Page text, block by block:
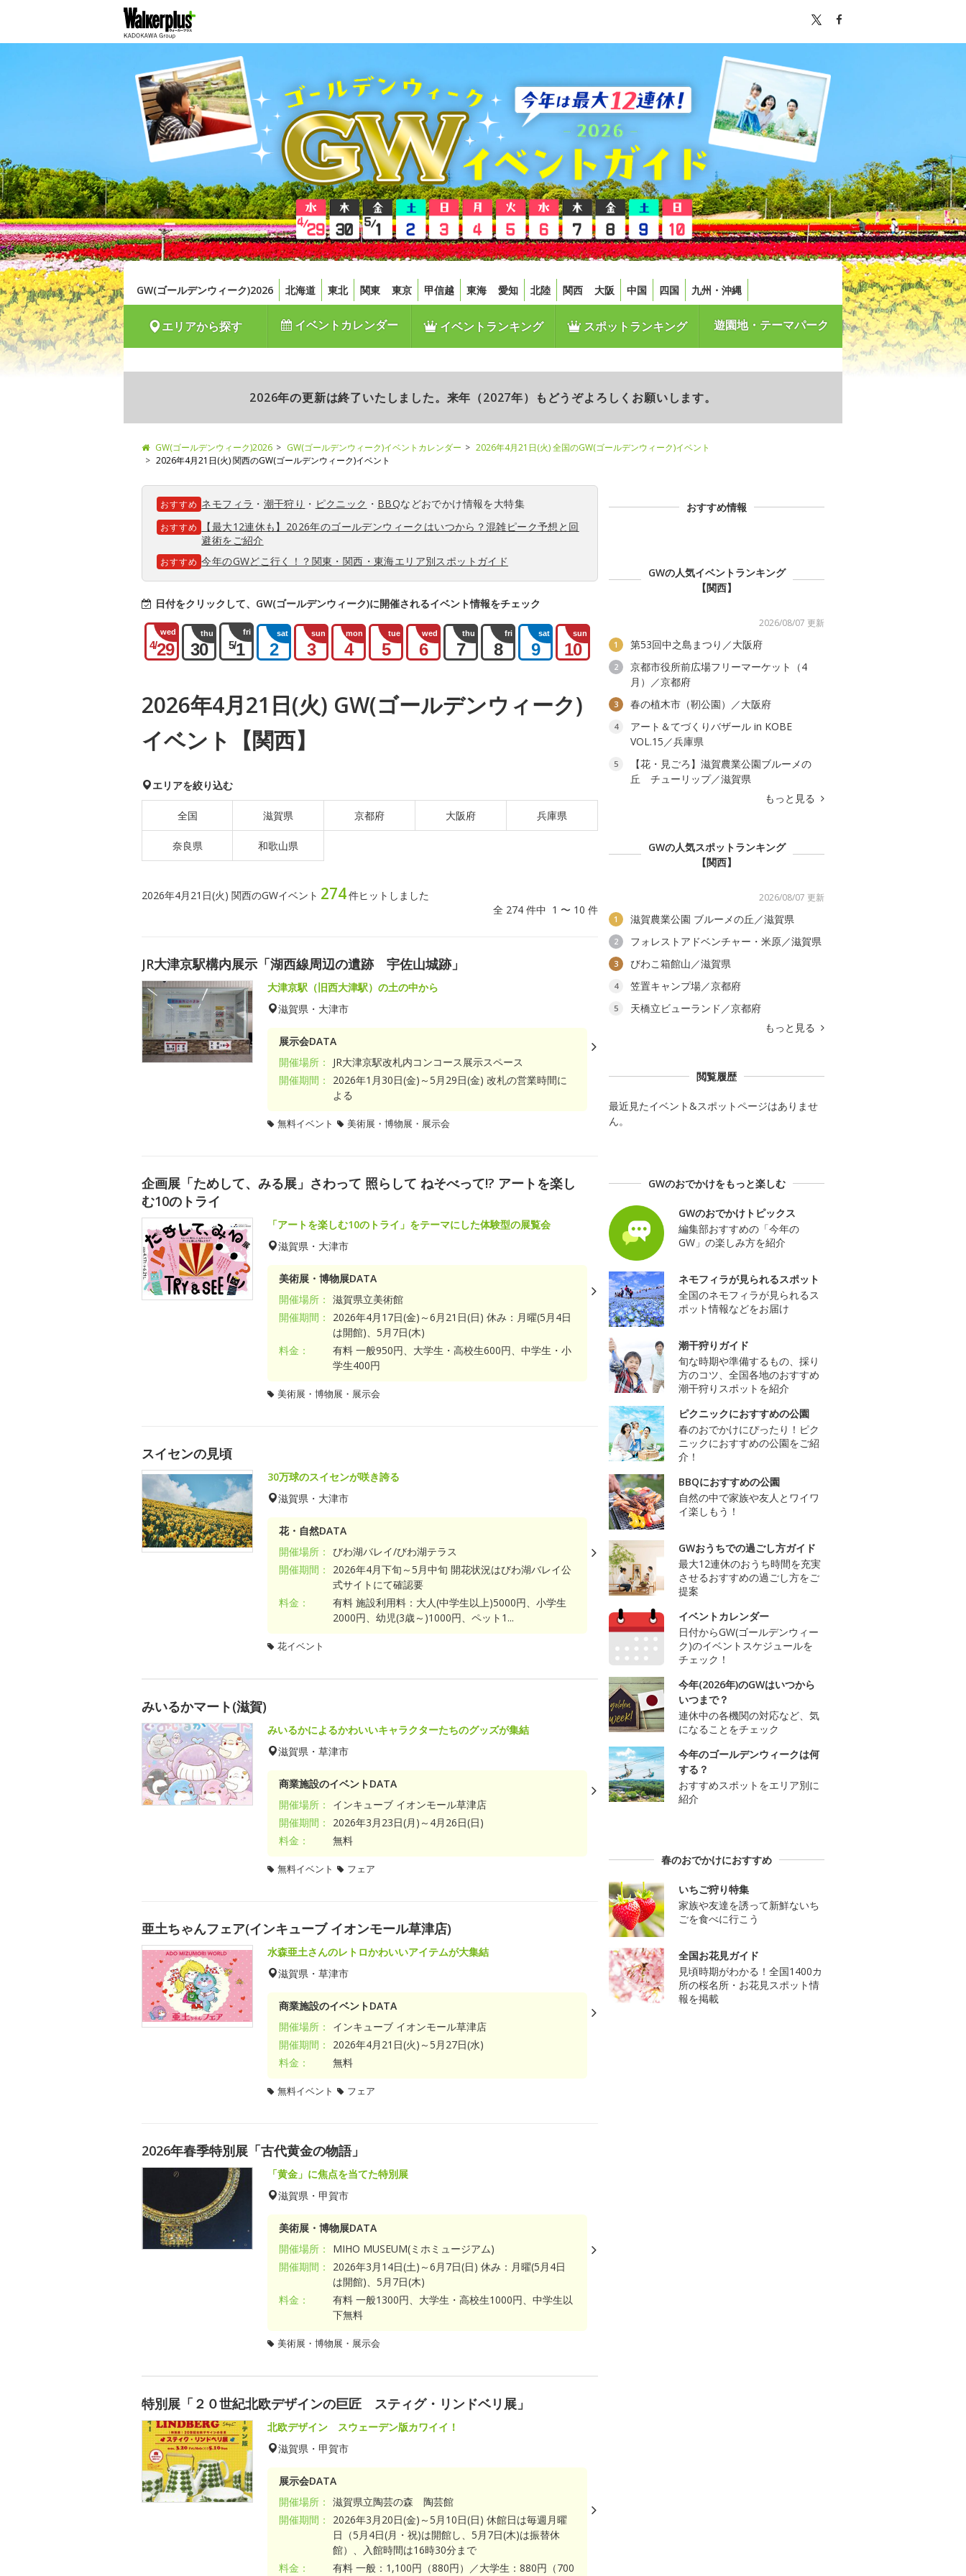
GW(ゴールデンウィーク)2026 北海道 東北 関東 東京 甲信越 東海 愛知 北陸 関西 大阪 中国 四国 九州・沖縄
エリアから探す イベントカレンダー イベントランキング スポットランキング 遊園地・テーマパーク
2026年の更新は終了いたしました。来年（2027年）もどうぞよろしくお願いします。
GW(ゴールデンウィーク)2026 GW(ゴールデンウィーク)イベントカレンダー
2026年4月21日(火) 全国のGW(ゴールデンウィーク)イベント
2026年4月21日(火) 関西のGW(ゴールデンウィーク)イベント
おすすめ ネモフィラ ・ 潮干狩り ・ ピクニック ・ BBQなどおでかけ情報を大特集
おすすめ
【最大12連休も】2026年のゴールデンウィークはいつから？混雑ピーク予想と回
避術をご紹介
おすすめ 今年のGWどこ行く！？関東・関西・東海エリア別スポットガイド
日付をクリックして、GW(ゴールデンウィーク)に開催されるイベント情報をチェック
wed
4/29
thu
30
fri
5/1
sat
2
sun
3
mon
4
tue
5
wed
6
thu
7
fri
8
sat
9
sun
10
2026年4月21日(火) GW(ゴールデンウィーク)
イベント【関西】
エリアを絞り込む
全国 滋賀県 京都府 大阪府 兵庫県
奈良県 和歌山県
2026年4月21日(火) 関西のGWイベント 274件ヒットしました
全 274 件中 1 〜 10 件
JR大津京駅構内展示「湖西線周辺の遺跡 宇佐山城跡」
大津京駅（旧西大津駅）の土の中から
滋賀県・大津市
展示会DATA
開催場所：
JR大津京駅改札内コンコース展示スペース
開催期間：
2026年1月30日(金)～5月29日(金) 改札の営業時間に
よる
無料イベント 美術展・博物展・展示会
企画展「ためして、みる展」さわって 照らして ねそべって!? アートを楽し
む10のトライ
「アートを楽しむ10のトライ」をテーマにした体験型の展覧会
滋賀県・大津市
美術展・博物展DATA
開催場所： 滋賀県立美術館
開催期間：
2026年4月17日(金)～6月21日(日) 休み：月曜(5月4日
は開館)、5月7日(木)
料金：
有料 一般950円、大学生・高校生600円、中学生・小
学生400円
美術展・博物展・展示会
スイセンの見頃
30万球のスイセンが咲き誇る
滋賀県・大津市
花・自然DATA
開催場所： びわ湖バレイ/びわ湖テラス
開催期間：
2026年4月下旬～5月中旬 開花状況はびわ湖バレイ公
式サイトにて確認要
料金：
有料 施設利用料：大人(中学生以上)5000円、小学生
2000円、幼児(3歳～)1000円、ペット1...
花イベント
みいるかマート(滋賀)
みいるかによるかわいいキャラクターたちのグッズが集結
滋賀県・草津市
商業施設のイベントDATA
開催場所：
インキューブ イオンモール草津店
開催期間：
2026年3月23日(月)～4月26日(日)
料金：
無料
無料イベント フェア
亜土ちゃんフェア(インキューブ イオンモール草津店)
水森亜土さんのレトロかわいいアイテムが大集結
滋賀県・草津市
商業施設のイベントDATA
開催場所：
インキューブ イオンモール草津店
開催期間：
2026年4月21日(火)～5月27日(水)
料金：
無料
無料イベント フェア
2026年春季特別展「古代黄金の物語」
「黄金」に焦点を当てた特別展
滋賀県・甲賀市
美術展・博物展DATA
開催場所：
MIHO MUSEUM(ミホミュージアム)
開催期間：
2026年3月14日(土)～6月7日(日) 休み：月曜(5月4日
は開館)、5月7日(木)
料金：
有料 一般1300円、大学生・高校生1000円、中学生以
下無料
美術展・博物展・展示会
特別展「２０世紀北欧デザインの巨匠 スティグ・リンドベリ展」
北欧デザイン スウェーデン版カワイイ！
滋賀県・甲賀市
展示会DATA
開催場所： 滋賀県立陶芸の森 陶芸館
開催期間：
2026年3月20日(金)～5月10日(日) 休館日は毎週月曜
日（5月4日(月・祝)は開館し、5月7日(木)は振替休
館）、入館時間は16時30分まで
料金：
有料 一般：1,100円（880円）／大学生：880円（700
おすすめ情報
GWの人気イベントランキング
【関西】
2026/08/07 更新
1 第53回中之島まつり／大阪府
2
京都市役所前広場フリーマーケット（4
月）／京都府
3 春の植木市（靭公園）／大阪府
4
アート＆てづくりバザール in KOBE
VOL.15／兵庫県
5
【花・見ごろ】滋賀農業公園ブルーメの
丘 チューリップ／滋賀県
もっと見る
GWの人気スポットランキング
【関西】
2026/08/07 更新
1 滋賀農業公園 ブルーメの丘／滋賀県
2 フォレストアドベンチャー・米原／滋賀県
3 びわこ箱館山／滋賀県
4 笠置キャンプ場／京都府
5
天橋立ビューランド／京都府
もっと見る
閲覧履歴
最近見たイベント&スポットページはありませ
ん。
GWのおでかけをもっと楽しむ
GWのおでかけトピックス
編集部おすすめの「今年の
GW」の楽しみ方を紹介
ネモフィラが見られるスポット
全国のネモフィラが見られるス
ポット情報などをお届け
潮干狩りガイド
旬な時期や準備するもの、採り
方のコツ、全国各地のおすすめ
潮干狩りスポットを紹介
ピクニックにおすすめの公園
春のおでかけにぴったり！ピク
ニックにおすすめの公園をご紹
介！
BBQにおすすめの公園
自然の中で家族や友人とワイワ
イ楽しもう！
GWおうちでの過ごし方ガイド
最大12連休のおうち時間を充実
させるおすすめの過ごし方をご
提案
イベントカレンダー
日付からGW(ゴールデンウィー
ク)のイベントスケジュールを
チェック！
今年(2026年)のGWはいつから
いつまで？
連休中の各機関の対応など、気
になることをチェック
今年のゴールデンウィークは何
する？
おすすめスポットをエリア別に
紹介
春のおでかけにおすすめ
いちご狩り特集
家族や友達を誘って新鮮ないち
ごを食べに行こう
全国お花見ガイド
見頃時期がわかる！全国1400カ
所の桜名所・お花見スポット情
報を掲載